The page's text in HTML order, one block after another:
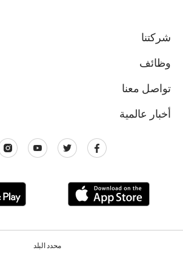
شركتنا
وظائف
تواصل معنا
أخبار عالمية
محدد البلد